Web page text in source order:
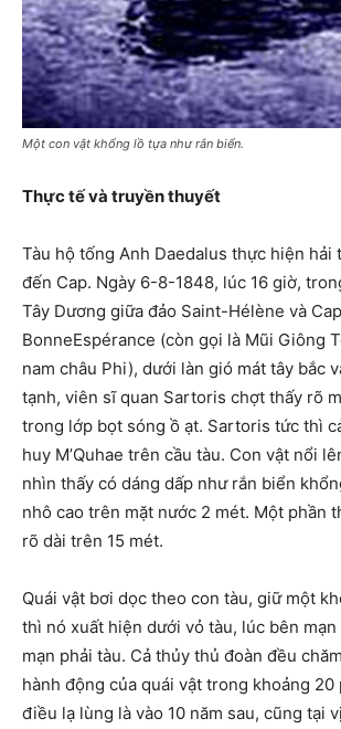
Một con vật khổng lồ tựa như rắn biển.
Thực tế và truyền thuyết
Tàu hộ tống Anh Daedalus thực hiện hải
đến Cap. Ngày 6-8-1848, lúc 16 giờ,
Tây Dương giữa đảo Saint-Hélène và
BonneEspérance (còn gọi là Mũi Giông
nam châu Phi), dưới làn gió mát tây bắc
tạnh, viên sĩ quan Sartoris chợt thấy rõ
trong lớp bọt sóng ồ ạt. Sartoris tức thì
huy M’Quhae trên cầu tàu. Con vật nổi
nhìn thấy có dáng dấp như rắn biển
nhô cao trên mặt nước 2 mét. Một phần
rõ dài trên 15 mét.
Quái vật bơi dọc theo con tàu, giữ một
thì nó xuất hiện dưới vỏ tàu, lúc bên
mạn phải tàu. Cả thủy thủ đoàn đều
hành động của quái vật trong khoảng 20
điều lạ lùng là vào 10 năm sau, cũng tại